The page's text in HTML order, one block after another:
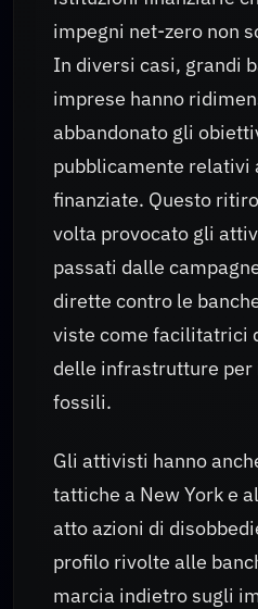
impegni net-zero non
In diversi casi, grandi
imprese hanno
abbandonato gli
pubblicamente relativi
finanziate. Questo
volta provocato gli
passati dalle
dirette contro le
viste come facilitatrici
delle infrastrutture
fossili.
Gli attivisti hanno
tattiche a New York e
atto azioni di
profilo rivolte alle
marcia indietro sugli